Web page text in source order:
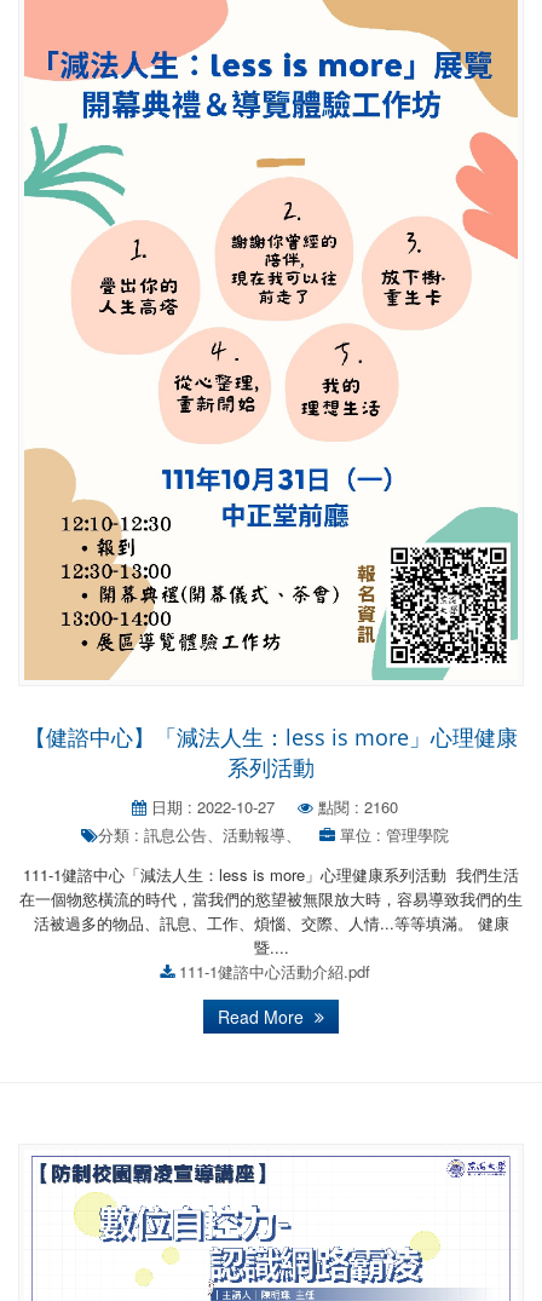
【健諮中心】「減法人生：less is more」心理健康
系列活動
日期 : 2022-10-27
點閱 : 2160
分類 : 訊息公告、活動報導、
單位 : 管理學院
111-1健諮中心「減法人生：less is more」心理健康系列活動 我們生活
在一個物慾橫流的時代，當我們的慾望被無限放大時，容易導致我們的生
活被過多的物品、訊息、工作、煩惱、交際、人情...等等填滿。 健康
暨....
111-1健諮中心活動介紹.pdf
Read More